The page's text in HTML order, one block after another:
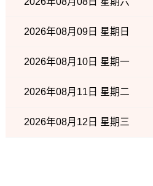
2026年08月09日 星期日
2026年08月10日 星期一
2026年08月11日 星期二
2026年08月12日 星期三